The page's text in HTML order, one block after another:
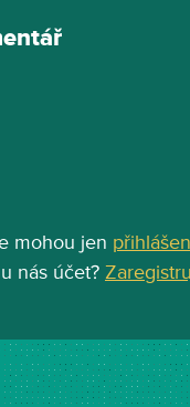
mohou jen
nás účet?